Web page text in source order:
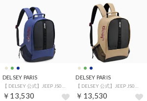
DELSEY PARIS
￥13,530
DELSEY PARIS
￥13,530